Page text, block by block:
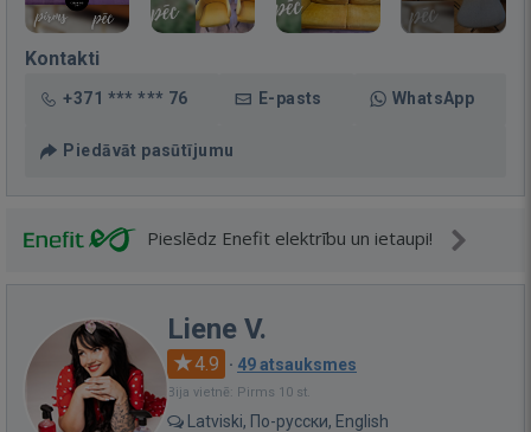
Kontakti
+371 *** *** 76 E-pasts WhatsApp
Piedāvāt pasūtījumu
Pieslēdz Enefit elektrību un ietaupi!
Liene V.
4.9 · 49 atsauksmes
Bija vietnē: Pirms 10 st.
Latviski, По-русски, English